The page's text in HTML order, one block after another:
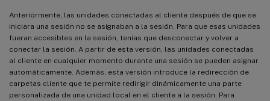
Anteriormente, las unidades conectadas al cliente después de que se
iniciara una sesión no se asignaban a la sesión. Para que esas unidades
fueran accesibles en la sesión, tenías que desconectar y volver a
conectar la sesión. A partir de esta versión, las unidades conectadas
al cliente en cualquier momento durante una sesión se pueden asignar
automáticamente. Además, esta versión introduce la redirección de
carpetas cliente que te permite redirigir dinámicamente una parte
personalizada de una unidad local en el cliente a la sesión. Para